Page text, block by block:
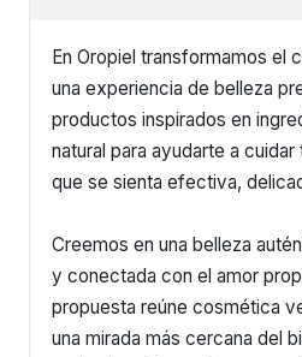
En Oropiel transformamos el
una experiencia de belleza
productos inspirados en
natural para ayudarte a cuidar
que se sienta efectiva,
Creemos en una belleza
y conectada con el amor
propuesta reúne cosmética
una mirada más cercana del